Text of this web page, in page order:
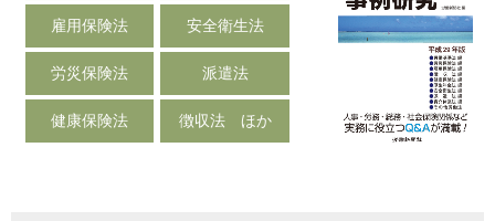
雇用保険法 安全衛生法
労災保険法 派遣法
健康保険法 徴収法 ほか